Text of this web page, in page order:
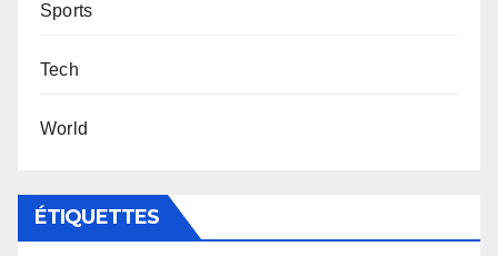
Sports
Tech
World
ÉTIQUETTES